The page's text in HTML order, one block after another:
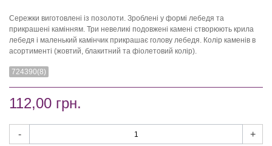
Сережки виготовлені із позолоти. Зроблені у формі лебедя та
прикрашені камінням. Три невеликі подовжені камені створюють крила
лебедя і маленький камінчик прикрашає голову лебедя. Колір каменів в
асортименті (жовтий, блакитний та фіолетовий колір).
724390(8)
112,00 грн.
- +